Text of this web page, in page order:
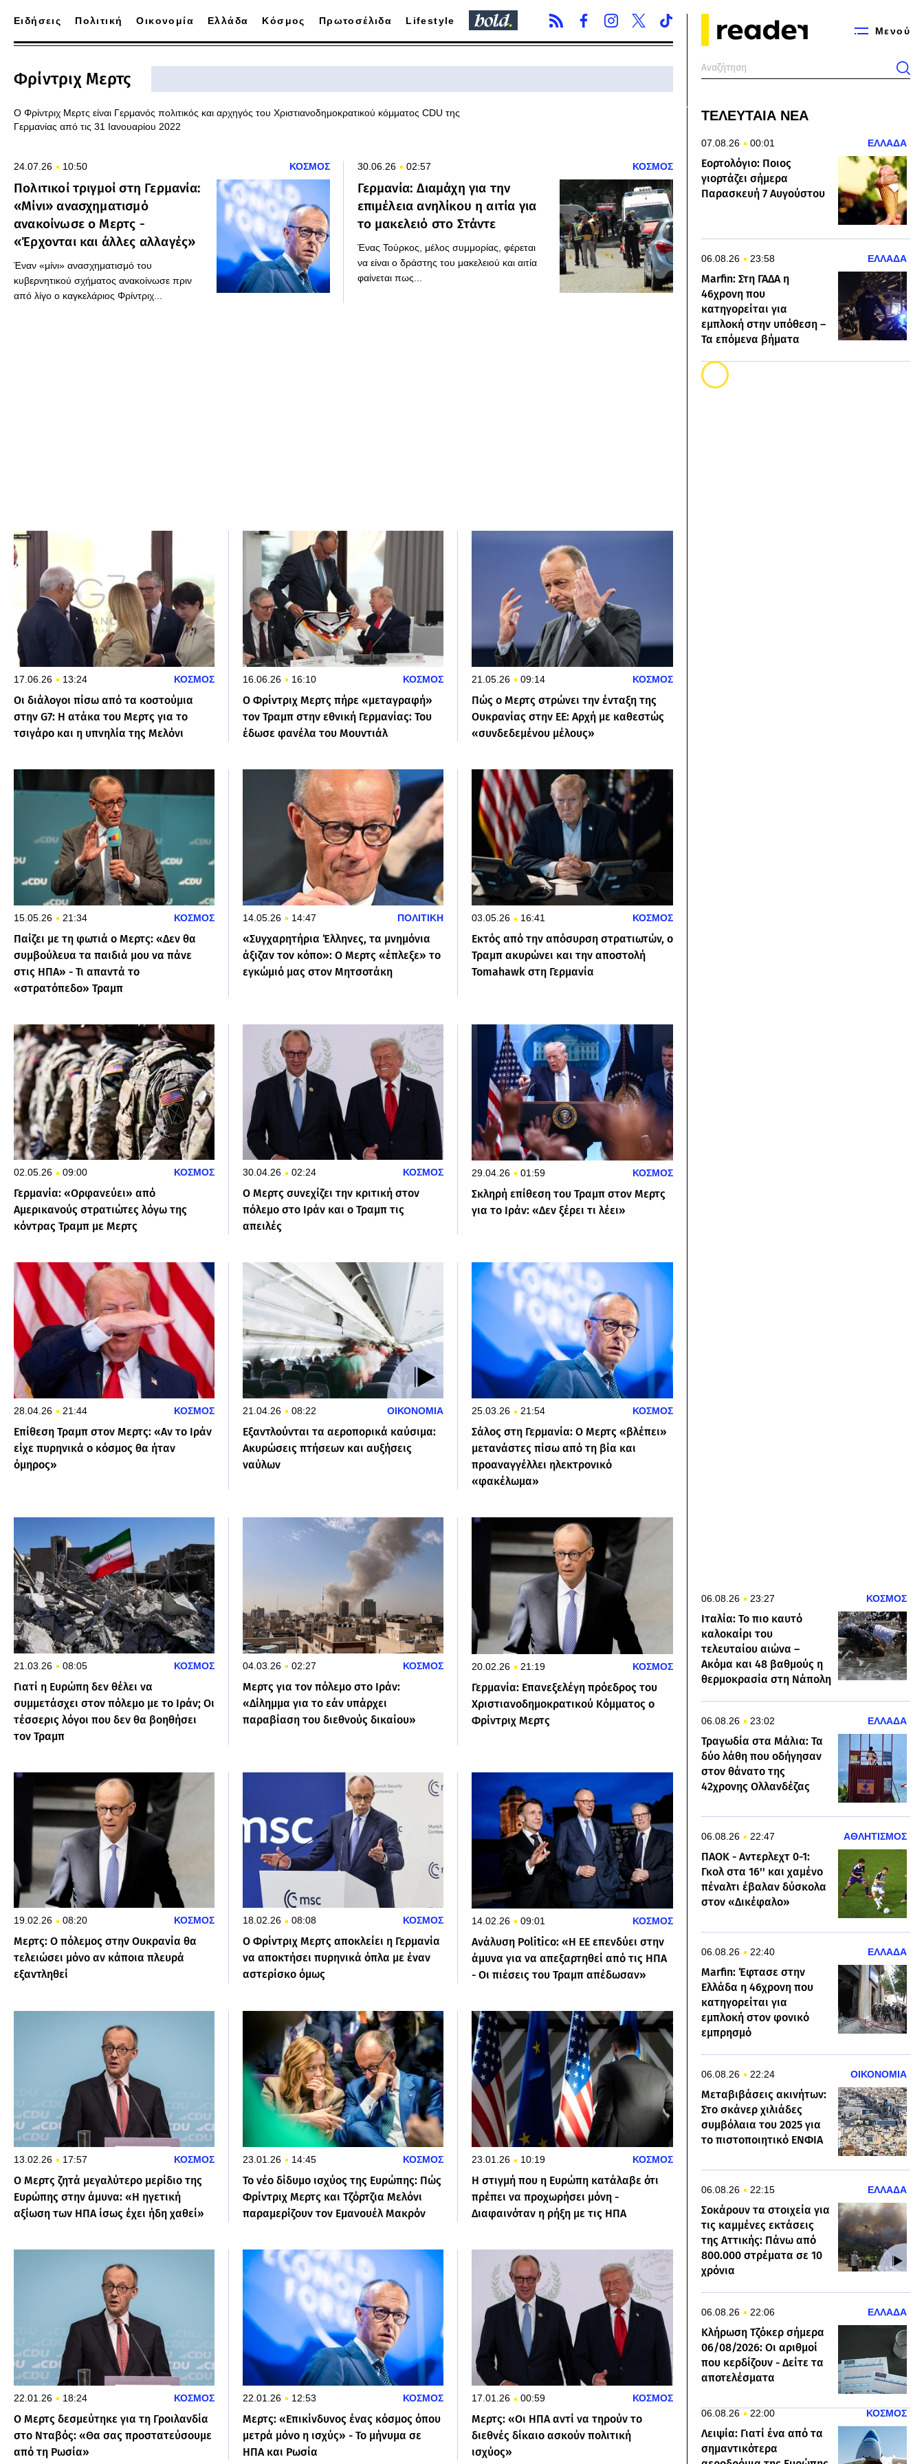
Μενού
Ειδήσεις Πολιτική Οικονομία Ελλάδα Κόσμος Πρωτοσέλιδα Lifestyle
Φρίντριχ Μερτς
Ο Φρίντριχ Μερτς είναι Γερμανός πολιτικός και αρχηγός του Χριστιανοδημοκρατικού κόμματος CDU της
Γερμανίας από τις 31 Ιανουαρίου 2022
24.07.26 10:50 ΚΟΣΜΟΣ
Πολιτικοί τριγμοί στη Γερμανία:
«Μίνι» ανασχηματισμό
ανακοίνωσε ο Μερτς -
«Έρχονται και άλλες αλλαγές»
Έναν «μίνι» ανασχηματισμό του
κυβερνητικού σχήματος ανακοίνωσε πριν
από λίγο ο καγκελάριος Φρίντριχ...
30.06.26 02:57 ΚΟΣΜΟΣ
Γερμανία: Διαμάχη για την
επιμέλεια ανηλίκου η αιτία για
το μακελειό στο Στάντε
Ένας Τούρκος, μέλος συμμορίας, φέρεται
να είναι ο δράστης του μακελειού και αιτία
φαίνεται πως...
17.06.26 13:24 ΚΟΣΜΟΣ
Οι διάλογοι πίσω από τα κοστούμια
στην G7: Η ατάκα του Μερτς για το
τσιγάρο και η υπνηλία της Μελόνι
16.06.26 16:10 ΚΟΣΜΟΣ
Ο Φρίντριχ Μερτς πήρε «μεταγραφή»
τον Τραμπ στην εθνική Γερμανίας: Του
έδωσε φανέλα του Μουντιάλ
21.05.26 09:14 ΚΟΣΜΟΣ
Πώς ο Μερτς στρώνει την ένταξη της
Ουκρανίας στην ΕΕ: Αρχή με καθεστώς
«συνδεδεμένου μέλους»
15.05.26 21:34 ΚΟΣΜΟΣ
Παίζει με τη φωτιά ο Μερτς: «Δεν θα
συμβούλευα τα παιδιά μου να πάνε
στις ΗΠΑ» - Τι απαντά το
«στρατόπεδο» Τραμπ
14.05.26 14:47 ΠΟΛΙΤΙΚΗ
«Συγχαρητήρια Έλληνες, τα μνημόνια
άξιζαν τον κόπο»: Ο Μερτς «έπλεξε» το
εγκώμιό μας στον Μητσοτάκη
03.05.26 16:41 ΚΟΣΜΟΣ
Εκτός από την απόσυρση στρατιωτών, ο
Τραμπ ακυρώνει και την αποστολή
Tomahawk στη Γερμανία
02.05.26 09:00 ΚΟΣΜΟΣ
Γερμανία: «Ορφανεύει» από
Αμερικανούς στρατιώτες λόγω της
κόντρας Τραμπ με Μερτς
30.04.26 02:24 ΚΟΣΜΟΣ
Ο Μερτς συνεχίζει την κριτική στον
πόλεμο στο Ιράν και ο Τραμπ τις
απειλές
29.04.26 01:59 ΚΟΣΜΟΣ
Σκληρή επίθεση του Τραμπ στον Μερτς
για το Ιράν: «Δεν ξέρει τι λέει»
28.04.26 21:44 ΚΟΣΜΟΣ
Επίθεση Τραμπ στον Μερτς: «Αν το Ιράν
είχε πυρηνικά ο κόσμος θα ήταν
όμηρος»
21.04.26 08:22 ΟΙΚΟΝΟΜΙΑ
Εξαντλούνται τα αεροπορικά καύσιμα:
Ακυρώσεις πτήσεων και αυξήσεις
ναύλων
25.03.26 21:54 ΚΟΣΜΟΣ
Σάλος στη Γερμανία: Ο Μερτς «βλέπει»
μετανάστες πίσω από τη βία και
προαναγγέλλει ηλεκτρονικό
«φακέλωμα»
21.03.26 08:05 ΚΟΣΜΟΣ
Γιατί η Ευρώπη δεν θέλει να
συμμετάσχει στον πόλεμο με το Ιράν; Οι
τέσσερις λόγοι που δεν θα βοηθήσει
τον Τραμπ
04.03.26 02:27 ΚΟΣΜΟΣ
Μερτς για τον πόλεμο στο Ιράν:
«Δίλημμα για το εάν υπάρχει
παραβίαση του διεθνούς δικαίου»
20.02.26 21:19 ΚΟΣΜΟΣ
Γερμανία: Επανεξελέγη πρόεδρος του
Χριστιανοδημοκρατικού Κόμματος ο
Φρίντριχ Μερτς
19.02.26 08:20 ΚΟΣΜΟΣ
Μερτς: Ο πόλεμος στην Ουκρανία θα
τελειώσει μόνο αν κάποια πλευρά
εξαντληθεί
18.02.26 08:08 ΚΟΣΜΟΣ
O Φρίντριχ Μερτς αποκλείει η Γερμανία
να αποκτήσει πυρηνικά όπλα με έναν
αστερίσκο όμως
14.02.26 09:01 ΚΟΣΜΟΣ
Ανάλυση Politico: «Η ΕΕ επενδύει στην
άμυνα για να απεξαρτηθεί από τις ΗΠΑ
- Οι πιέσεις του Τραμπ απέδωσαν»
13.02.26 17:57 ΚΟΣΜΟΣ
Ο Μερτς ζητά μεγαλύτερο μερίδιο της
Ευρώπης στην άμυνα: «Η ηγετική
αξίωση των ΗΠΑ ίσως έχει ήδη χαθεί»
23.01.26 14:45 ΚΟΣΜΟΣ
Το νέο δίδυμο ισχύος της Ευρώπης: Πώς
Φρίντριχ Μερτς και Τζόρτζια Μελόνι
παραμερίζουν τον Εμανουέλ Μακρόν
23.01.26 10:19 ΚΟΣΜΟΣ
Η στιγμή που η Ευρώπη κατάλαβε ότι
πρέπει να προχωρήσει μόνη -
Διαφαινόταν η ρήξη με τις ΗΠΑ
22.01.26 18:24 ΚΟΣΜΟΣ
Ο Μερτς δεσμεύτηκε για τη Γροιλανδία
στο Νταβός: «Θα σας προστατεύσουμε
από τη Ρωσία»
22.01.26 12:53 ΚΟΣΜΟΣ
Μερτς: «Επικίνδυνος ένας κόσμος όπου
μετρά μόνο η ισχύς» - Το μήνυμα σε
ΗΠΑ και Ρωσία
17.01.26 00:59 ΚΟΣΜΟΣ
Μερτς: «Οι ΗΠΑ αντί να τηρούν το
διεθνές δίκαιο ασκούν πολιτική
ισχύος»
ΤΕΛΕΥΤΑΙΑ ΝΕΑ
07.08.26 00:01 ΕΛΛΑΔΑ
Εορτολόγιο: Ποιος
γιορτάζει σήμερα
Παρασκευή 7 Αυγούστου
06.08.26 23:58 ΕΛΛΑΔΑ
Marfin: Στη ΓΑΔΑ η
46χρονη που
κατηγορείται για
εμπλοκή στην υπόθεση –
Τα επόμενα βήματα
06.08.26 23:27 ΚΟΣΜΟΣ
Ιταλία: Το πιο καυτό
καλοκαίρι του
τελευταίου αιώνα –
Ακόμα και 48 βαθμούς η
θερμοκρασία στη Νάπολη
06.08.26 23:02 ΕΛΛΑΔΑ
Τραγωδία στα Μάλια: Τα
δύο λάθη που οδήγησαν
στον θάνατο της
42χρονης Ολλανδέζας
06.08.26 22:47 ΑΘΛΗΤΙΣΜΟΣ
ΠΑΟΚ - Αντερλεχτ 0-1:
Γκολ στα 16'' και χαμένο
πέναλτι έβαλαν δύσκολα
στον «Δικέφαλο»
06.08.26 22:40 ΕΛΛΑΔΑ
Marfin: Έφτασε στην
Ελλάδα η 46χρονη που
κατηγορείται για
εμπλοκή στον φονικό
εμπρησμό
06.08.26 22:24 ΟΙΚΟΝΟΜΙΑ
Μεταβιβάσεις ακινήτων:
Στο σκάνερ χιλιάδες
συμβόλαια του 2025 για
το πιστοποιητικό ΕΝΦΙΑ
06.08.26 22:15 ΕΛΛΑΔΑ
Σοκάρουν τα στοιχεία για
τις καμμένες εκτάσεις
της Αττικής: Πάνω από
800.000 στρέματα σε 10
χρόνια
06.08.26 22:06 ΕΛΛΑΔΑ
Κλήρωση Τζόκερ σήμερα
06/08/2026: Οι αριθμοί
που κερδίζουν - Δείτε τα
αποτελέσματα
06.08.26 22:00 ΚΟΣΜΟΣ
Λειψία: Γιατί ένα από τα
σημαντικότερα